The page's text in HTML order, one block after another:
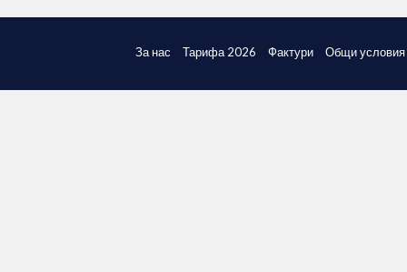
За нас Тарифа 2026 Фактури Общи условия